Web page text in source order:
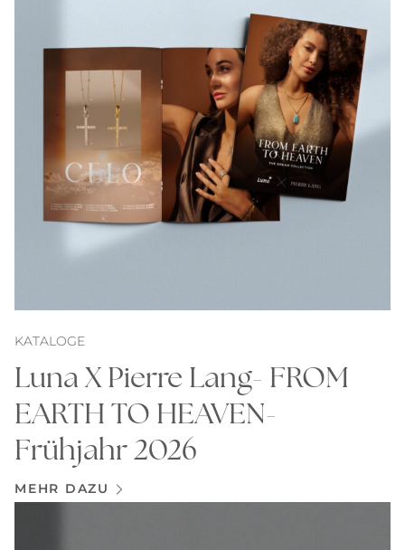
KATALOGE
Luna X Pierre Lang- FROM
EARTH TO HEAVEN-
Frühjahr 2026
MEHR DAZU